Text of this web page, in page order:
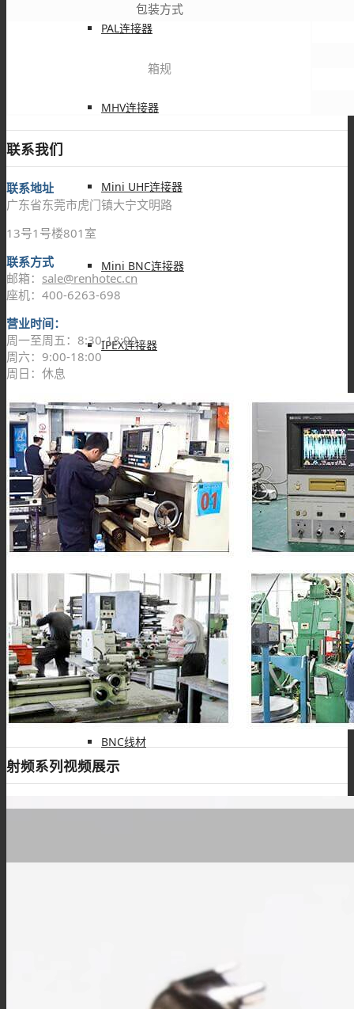
PAL连接器
MHV连接器
Mini UHF连接器
Mini BNC连接器
IPEX连接器
L9(1.6/5.6)连接器
FME连接器
QMA 连接器
RF线材
BNC线材
包装方式
箱规
联系我们
联系地址
广东省东莞市虎门镇大宁文明路
13号1号楼801室
联系方式
邮箱： sale@renhotec.cn
座机：400-6263-698
营业时间：
周一至周五：8:30-18:00
周六：9:00-18:00
周日：休息
射频系列视频展示